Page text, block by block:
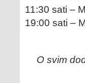
11:30 sati –
19:00 sati –
O svim